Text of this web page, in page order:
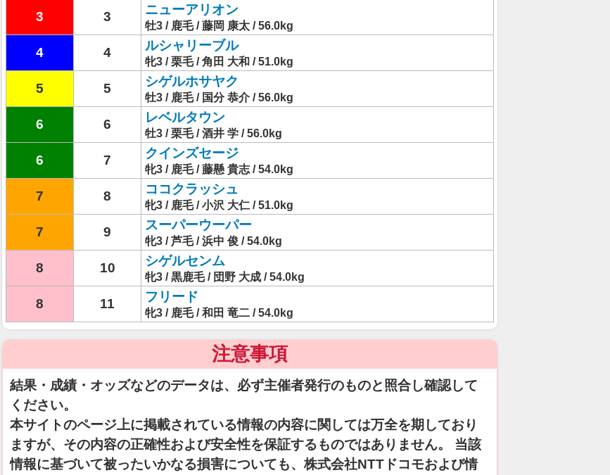
3 3 ニューアリオン
牡3 / 鹿毛 / 藤岡 康太 / 56.0kg
4 4 ルシャリーブル
牝3 / 栗毛 / 角田 大和 / 51.0kg
5 5 シゲルホサヤク
牡3 / 鹿毛 / 国分 恭介 / 56.0kg
6 6 レベルタウン
牡3 / 栗毛 / 酒井 学 / 56.0kg
6 7 クインズセージ
牝3 / 鹿毛 / 藤懸 貴志 / 54.0kg
7 8 ココクラッシュ
牝3 / 鹿毛 / 小沢 大仁 / 51.0kg
7 9 スーパーウーパー
牝3 / 芦毛 / 浜中 俊 / 54.0kg
8 10 シゲルセンム
牝3 / 黒鹿毛 / 団野 大成 / 54.0kg
8 11 フリード
牝3 / 鹿毛 / 和田 竜二 / 54.0kg
注意事項
結果・成績・オッズなどのデータは、必ず主催者発行のものと照合し確認して
ください。
本サイトのページ上に掲載されている情報の内容に関しては万全を期しており
ますが、その内容の正確性および安全性を保証するものではありません。 当該
情報に基づいて被ったいかなる損害についても、株式会社NTTドコモおよび情